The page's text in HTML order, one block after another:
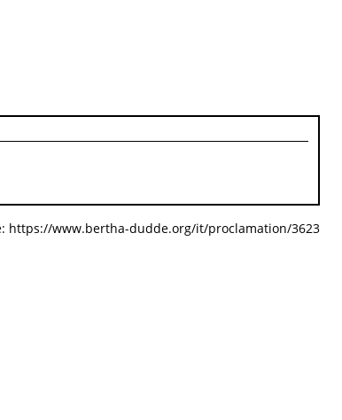
https://www.bertha-dudde.org/it/proclamation/3623